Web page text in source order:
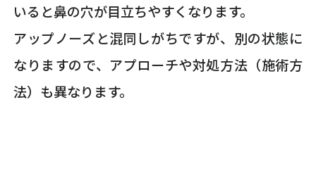
いると鼻の穴が目立ちやすくなります。
アップノーズと混同しがちですが、別の状態に
なりますので、アプローチや対処方法（施術方
法）も異なります。